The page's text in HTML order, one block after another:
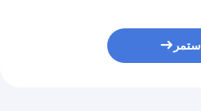
استمر